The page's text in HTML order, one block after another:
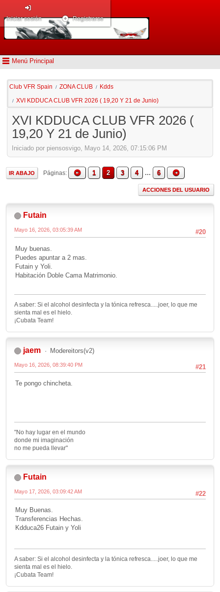
Menú Principal
Iniciar sesión Registrarse
Club VFR Spain / ZONA CLUB / Kdds
/ XVI KDDUCA CLUB VFR 2026 ( 19,20 Y 21 de Junio)
XVI KDDUCA CLUB VFR 2026 (
19,20 Y 21 de Junio)
Iniciado por piensosvigo, Mayo 14, 2026, 07:15:06 PM
IR ABAJO Páginas 1 2 3 4 ... 6
ACCIONES DEL USUARIO
Futain
#20
Mayo 16, 2026, 03:05:39 AM
Muy buenas.
Puedes apuntar a 2 mas.
Futain y Yoli.
Habitación Doble Cama Matrimonio.
A saber: Si el alcohol desinfecta y la tónica refresca.....joer, lo que me
sienta mal es el hielo.
¡Cubata Team!
jaem Modereitors(v2)
#21
Mayo 16, 2026, 08:39:40 PM
Te pongo chincheta.
"No hay lugar en el mundo
donde mi imaginación
no me pueda llevar"
Futain
#22
Mayo 17, 2026, 03:09:42 AM
Muy Buenas.
Transferencias Hechas.
Kdduca26 Futain y Yoli
A saber: Si el alcohol desinfecta y la tónica refresca.....joer, lo que me
sienta mal es el hielo.
¡Cubata Team!